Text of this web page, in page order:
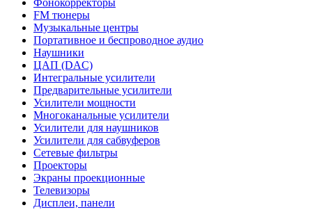
Фонокорректоры
FM тюнеры
Музыкальные центры
Портативное и беспроводное аудио
Наушники
ЦАП (DAC)
Интегральные усилители
Предварительные усилители
Усилители мощности
Многоканальные усилители
Усилители для наушников
Усилители для сабвуферов
Сетевые фильтры
Проекторы
Экраны проекционные
Телевизоры
Дисплеи, панели